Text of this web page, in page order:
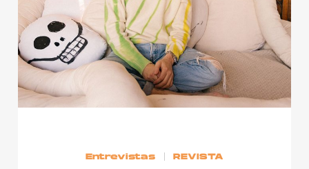
Contacto
Aviso Legal
© 2015-2022 UMOMAG. PROPIEDAD DE UMO agency. TODOS LOS
DERECHOS RESERVADOS.
Entrevistas REVISTA